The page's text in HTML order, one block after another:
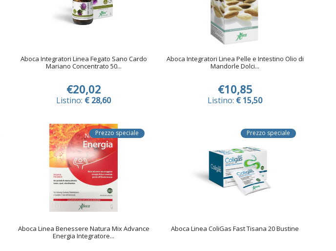
Aboca Integratori Linea Fegato Sano Cardo
Mariano Concentrato 50...
€20,02
Listino: € 28,60
Aboca Integratori Linea Pelle e Intestino Olio di
Mandorle Dolci...
€10,85
Listino: € 15,50
Prezzo speciale
Aboca Linea Benessere Natura Mix Advance
Energia Integratore...
Prezzo speciale
Aboca Linea ColiGas Fast Tisana 20 Bustine